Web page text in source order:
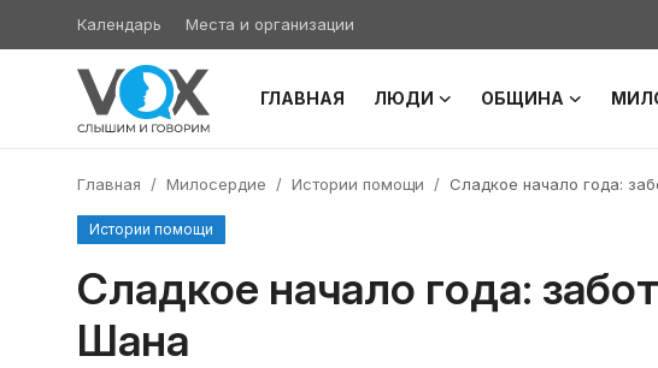
Календарь Места и организации
ГЛАВНАЯ ЛЮДИ ОБЩИНА
Община
Милосердие
Главная Милосердие Истории помощи Сладкое начало года:
Истории помощи
Сладкое начало года:
Шана